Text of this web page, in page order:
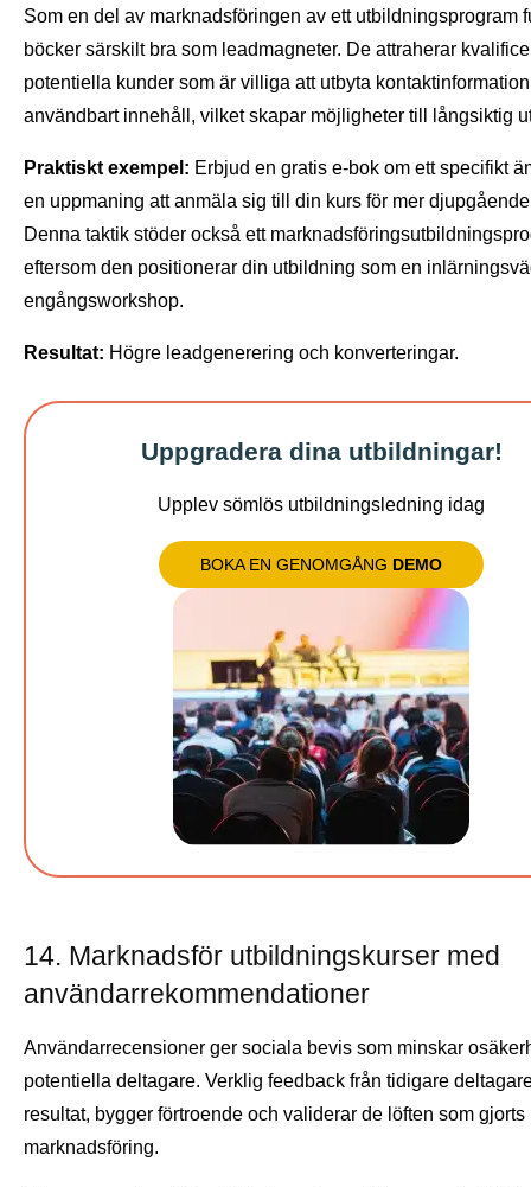
Som en del av marknadsföringen av ett utbildningsprogram
böcker särskilt bra som leadmagneter. De attraherar
potentiella kunder som är villiga att utbyta
användbart innehåll, vilket skapar möjligheter till långsiktig
Praktiskt exempel: Erbjud en gratis e-bok om ett specifikt
en uppmaning att anmäla sig till din kurs för mer
Denna taktik stöder också ett
eftersom den positionerar din utbildning som en
engångsworkshop.
Resultat: Högre leadgenerering och konverteringar.
Uppgradera dina utbildningar!
Upplev sömlös utbildningsledning idag
BOKA EN GENOMGÅNG DEMO
14. Marknadsför utbildningskurser med
användarrekommendationer
Användarrecensioner ger sociala bevis som minskar
potentiella deltagare. Verklig feedback från tidigare
resultat, bygger förtroende och validerar de löften som gjorts
marknadsföring.